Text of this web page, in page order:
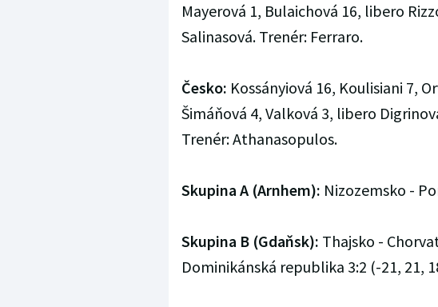
Mayerová 1, Bulaichová 16, libero
Salinasová. Trenér: Ferraro.
Česko: Kossányiová 16, Koulisiani 7,
Šimáňová 4, Valková 3, libero
Trenér: Athanasopulos.
Skupina A (Arnhem): Nizozemsko -
Skupina B (Gdaňsk): Thajsko -
Dominikánská republika 3:2 (-21, 21,